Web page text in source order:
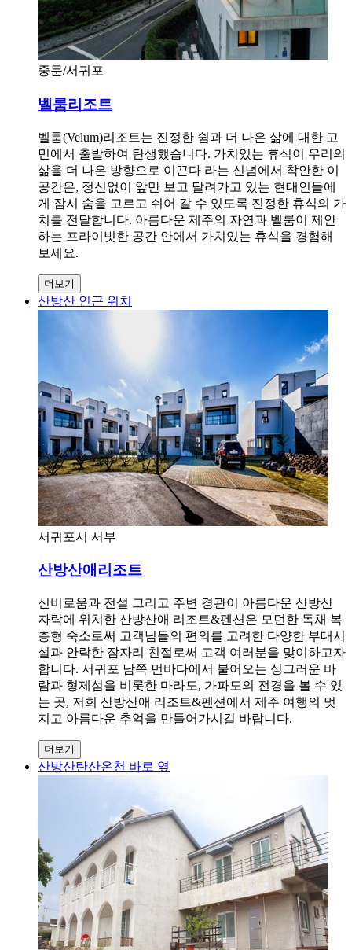
중문/서귀포
벨룸리조트
벨룸(Velum)리조트는 진정한 쉼과 더 나은 삶에 대한 고
민에서 출발하여 탄생했습니다. 가치있는 휴식이 우리의
삶을 더 나은 방향으로 이끈다 라는 신념에서 착안한 이
공간은, 정신없이 앞만 보고 달려가고 있는 현대인들에
게 잠시 숨을 고르고 쉬어 갈 수 있도록 진정한 휴식의 가
치를 전달합니다. 아름다운 제주의 자연과 벨룸이 제안
하는 프라이빗한 공간 안에서 가치있는 휴식을 경험해
보세요.
더보기
산방산 인근 위치
서귀포시 서부
산방산애리조트
신비로움과 전설 그리고 주변 경관이 아름다운 산방산
자락에 위치한 산방산애 리조트&펜션은 모던한 독채 복
층형 숙소로써 고객님들의 편의를 고려한 다양한 부대시
설과 안락한 잠자리 친절로써 고객 여러분을 맞이하고자
합니다. 서귀포 남쪽 먼바다에서 불어오는 싱그러운 바
람과 형제섬을 비롯한 마라도, 가파도의 전경을 볼 수 있
는 곳, 저희 산방산애 리조트&펜션에서 제주 여행의 멋
지고 아름다운 추억을 만들어가시길 바랍니다.
더보기
산방산탄산온천 바로 옆